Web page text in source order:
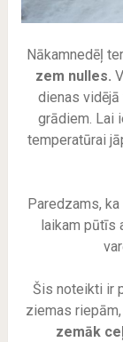
Nākamnedēļ
zem nulles.
dienas
grādiem. Lai
temperatūrai
Paredzams,
laikam pūtīs
Šis noteikti ir
ziemas
zemāk